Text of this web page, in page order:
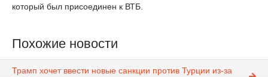
который был присоединен к ВТБ.
Похожие новости
Трамп хочет ввести новые санкции против Турции из-за